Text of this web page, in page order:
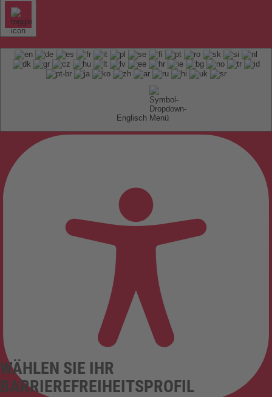
Englisch
WÄHLEN SIE IHR
BARRIEREFREIHEITSPROFIL